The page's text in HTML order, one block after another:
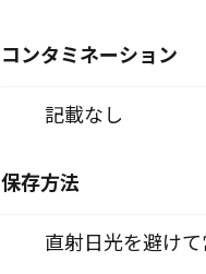
コンタミネーション
記載なし
保存方法
直射日光を避けて